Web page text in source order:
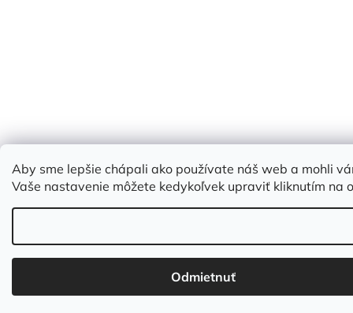
Aby sme lepšie chápali ako používate náš web a mohli
Vaše nastavenie môžete kedykoľvek upraviť kliknutím na
Odmietnuť